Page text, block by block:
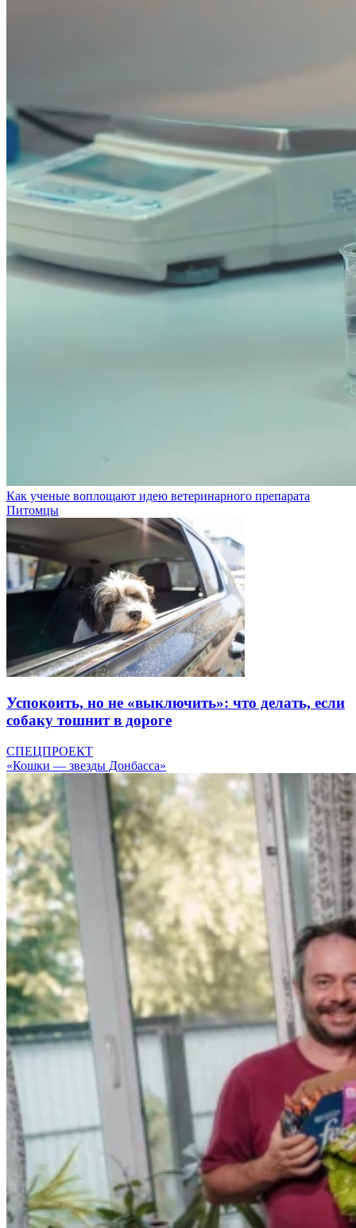
Как ученые воплощают идею ветеринарного препарата
Питомцы
Успокоить, но не «выключить»: что делать, если
собаку тошнит в дороге
СПЕЦПРОЕКТ
«Кошки — звезды Донбасса»